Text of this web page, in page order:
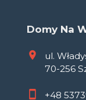
Domy Na
ul.
70-256
+48